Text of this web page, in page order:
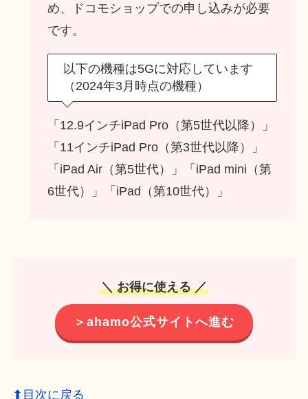
め、ドコモショップでの申し込みが必要
です。
以下の機種は5Gに対応しています
（2024年3月時点の機種）
「12.9インチiPad Pro（第5世代以降）」
「11インチiPad Pro（第3世代以降）」
「iPad Air（第5世代）」「iPad mini（第
6世代）」「iPad（第10世代）」
＼ お得に使える ／
＞ahamo公式サイトへ進む
⬆目次に戻る